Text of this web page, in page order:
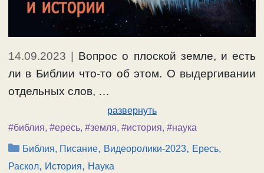
14.09.2023
Вопрос о плоской земле, и есть
ли в Библии что-то об этом. О выдергивании
отдельных слов, …
развернуть
#библия, #ересь, #земля, #история, #наука
Рубрики
Библия, Писание, Видеоролики-2023, Ересь,
Раскол, История, Наука